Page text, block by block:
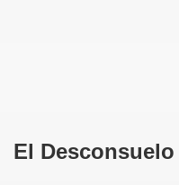
El Desconsuelo